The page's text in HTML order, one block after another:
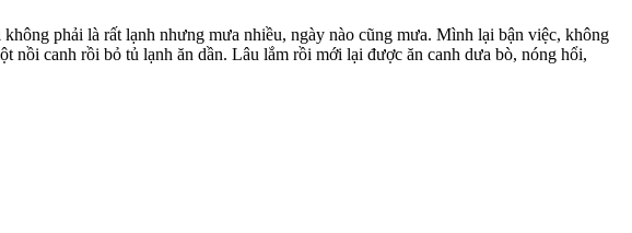
phải là rất lạnh nhưng mưa nhiều, ngày nào cũng mưa. Mình lại bận việc, không
nồi canh rồi bỏ tủ lạnh ăn dần. Lâu lắm rồi mới lại được ăn canh dưa bò, nóng hổi,